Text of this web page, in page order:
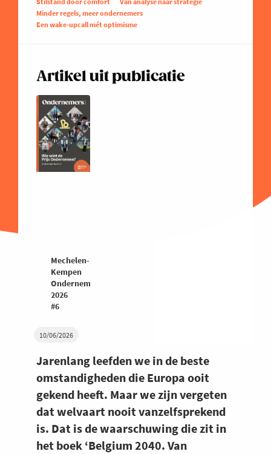
Minder regels, meer ondernemers
Een wake-upcall mét optimisme
10/06/2026
Jarenlang leefden we in de beste
omstandigheden die Europa ooit
gekend heeft. Maar we zijn vergeten
dat welvaart nooit vanzelfsprekend
is. Dat is de waarschuwing die zit in
het boek ‘Belgium 2040. Van
Artikel uit publicatie
Mechelen-
Kempen
Ondernemers
2026
#6